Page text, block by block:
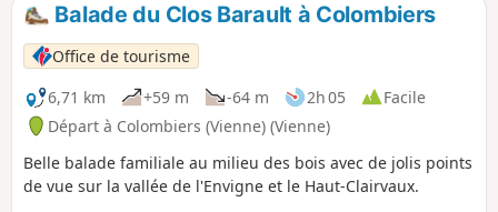
Balade du Clos Barault à Colombiers
Office de tourisme
6,71 km
+59 m -64 m 2h 05
Facile
Départ à Colombiers (Vienne) (Vienne)
Belle balade familiale au milieu des bois avec de jolis points
de vue sur la vallée de l'Envigne et le Haut-Clairvaux.